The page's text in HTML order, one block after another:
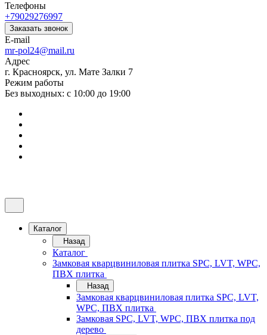
Телефоны
+79029276997
Заказать звонок
E-mail
mr-pol24@mail.ru
Адрес
г. Красноярск, ул. Мате Залки 7
Режим работы
Без выходных: с 10:00 до 19:00
Каталог
Назад
Каталог
Замковая кварцвиниловая плитка SPC, LVT, WPC,
ПВХ плитка
Назад
Замковая кварцвиниловая плитка SPC, LVT,
WPC, ПВХ плитка
Замковая SPC, LVT, WPC, ПВХ плитка под
дерево